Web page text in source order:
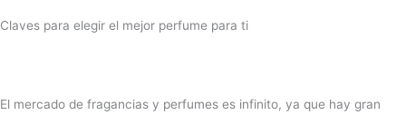
Claves para elegir el mejor perfume para ti
El mercado de fragancias y perfumes es infinito, ya que hay gran